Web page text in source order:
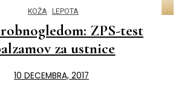
KOŽA LEPOTA
ZPS-test
za ustnice
10 DECEMBRA, 2017